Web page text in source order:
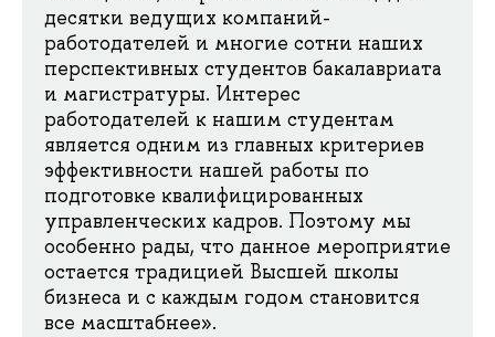
десятки ведущих компаний-
работодателей и многие сотни наших
перспективных студентов бакалавриата
и магистратуры. Интерес
работодателей к нашим студентам
является одним из главных критериев
эффективности нашей работы по
подготовке квалифицированных
управленческих кадров. Поэтому мы
особенно рады, что данное мероприятие
остается традицией Высшей школы
бизнеса и с каждым годом становится
все масштабнее».